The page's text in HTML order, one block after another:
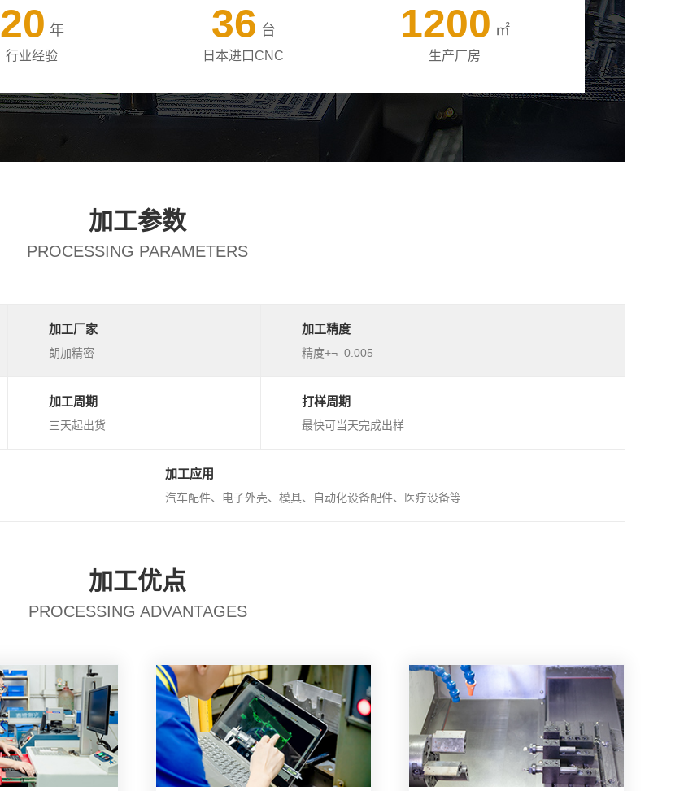
20 年
行业经验
36 台
日本进口CNC
1200 ㎡
生产厂房
加工参数
PROCESSING PARAMETERS
加工厂家
朗加精密
加工精度
精度+¬_0.005
加工周期
三天起出货
打样周期
最快可当天完成出样
加工应用
汽车配件、电子外壳、模具、自动化设备配件、医疗设备等
加工优点
PROCESSING ADVANTAGES